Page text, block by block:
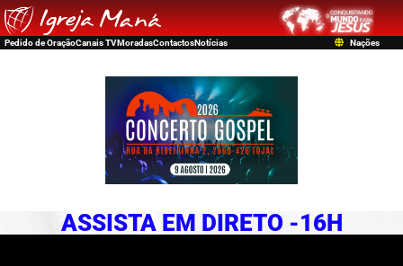
Pedido de OraçãoCanais TVMoradasContactosNotícias Nações
ASSISTA EM DIRETO -16H